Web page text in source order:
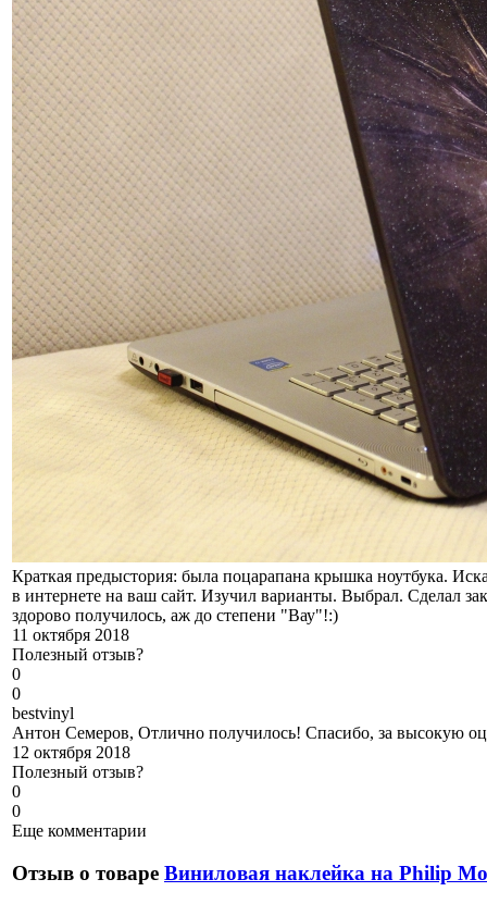
Краткая предыстория: была поцарапана крышка ноутбука.
в интернете на ваш сайт. Изучил варианты. Выбрал. Сделал
здорово получилось, аж до степени "Вау"!:)
11 октября 2018
Полезный отзыв?
0
0
bestvinyl
Антон Семеров, Отлично получилось! Спасибо, за высокую
12 октября 2018
Полезный отзыв?
0
0
Еще комментарии
Отзыв о товаре Виниловая наклейка на Philip